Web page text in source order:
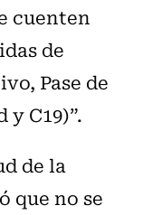
cuenten
de
Pase de
C19)”.
de la
que no se